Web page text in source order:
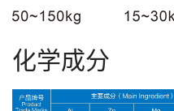
化学成分